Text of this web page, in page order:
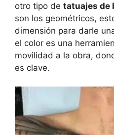
otro tipo de tatuajes de
son los geométricos,
dimensión para darle
el color es una
movilidad a la obra,
es clave.